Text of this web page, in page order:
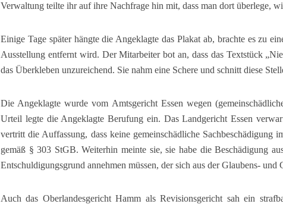
Verwaltung teilte ihr auf ihre Nachfrage hin mit, dass man dort überlege,
Einige Tage später hängte die Angeklagte das Plakat ab, brachte es zu
Ausstellung entfernt wird. Der Mitarbeiter bot an, dass das Textstück
das Überkleben unzureichend. Sie nahm eine Schere und schnitt diese
Die Angeklagte wurde vom Amtsgericht Essen wegen
Urteil legte die Angeklagte Berufung ein. Das Landgericht Essen
vertritt die Auffassung, dass keine gemeinschädliche
gemäß § 303 StGB. Weiterhin meinte sie, sie habe die Beschädigung
Entschuldigungsgrund annehmen müssen, der sich aus der Glaubens-
Auch das Oberlandesgericht Hamm als Revisionsgericht sah ein